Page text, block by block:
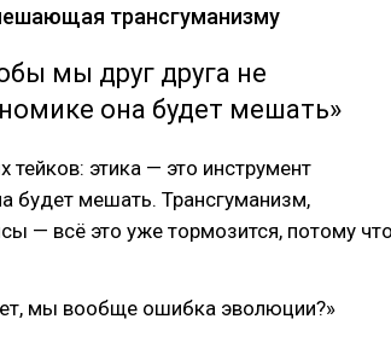
трансгуманизму
мы друг друга не
она будет мешать»
этика — это инструмент
будет мешать. Трансгуманизм,
— всё это уже тормозится, потому
мы вообще ошибка эволюции?»